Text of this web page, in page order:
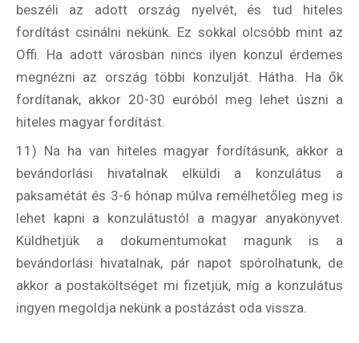
Hírlevél
Válaszd ki az ajándékod amit
most ingyen megkapsz Tőlünk!
Világkörüli
ízutazás
beszéli az adott ország nyelvét, és tud hiteles
fordítást csinálni nekünk. Ez sokkal olcsóbb mint az
Offi. Ha adott városban nincs ilyen konzul érdemes
megnézni az ország többi konzulját. Hátha. Ha ők
fordítanak, akkor 20-30 euróból meg lehet úszni a
hiteles magyar fordítást.
11) Na ha van hiteles magyar fordításunk, akkor a
bevándorlási hivatalnak elküldi a konzulátus a
paksamétát és 3-6 hónap múlva remélhetőleg meg is
lehet kapni a konzulátustól a magyar anyakönyvet.
Küldhetjük a dokumentumokat magunk is a
bevándorlási hivatalnak, pár napot spórolhatunk, de
akkor a postaköltséget mi fizetjük, míg a konzulátus
ingyen megoldja nekünk a postázást oda vissza.